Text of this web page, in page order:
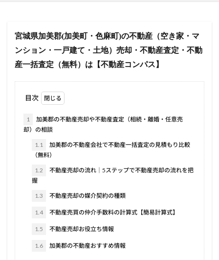
宮城県加美郡(加美町・色麻町)の不動産（空き家・マ
ンション・一戸建て・土地）売却・不動産査定・不動
産一括査定（無料）は【不動産コンパス】
目次
1
加美郡の不動産売却や不動産査定（相続・離婚・任意売
却）の相談
1.1
加美郡の不動産会社で不動産一括査定の見積もり比較
（無料）
1.2
不動産売却の流れ｜5ステップで不動産売却の流れを把
握
1.3 不動産売却の媒介契約の種類
1.4 不動産売買の仲介手数料の計算式【簡易計算式】
1.5 不動産売却お役立ち情報
1.6 加美郡の不動産おすすめ情報